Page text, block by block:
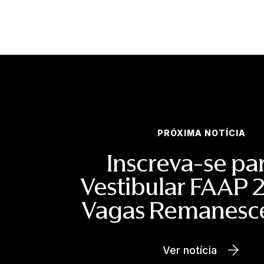
PRÓXIMA NOTÍCIA
Inscreva-se
Vestibular FAAP
Vagas
Ver notícia